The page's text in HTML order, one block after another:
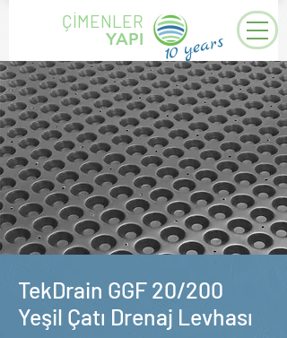
ÇİMENLER
YAPI
10years
TekDrain GGF 20/200
Yeşil Çatı Drenaj Levhası